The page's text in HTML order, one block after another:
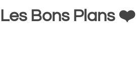
Les Bons Plans ❤️